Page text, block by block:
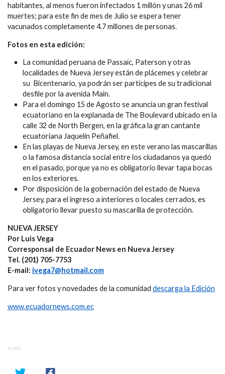
habitantes, al menos fueron infectados 1 millón y unas 26 mil
muertes; para este fin de mes de Julio se espera tener
vacunados completamente 4.7 millones de personas.
Fotos en esta edición:
La comunidad peruana de Passaic, Paterson y otras
localidades de Nueva Jersey están de plácemes y celebrar
su Bicentenario, ya podrán ser partícipes de su tradicional
desfile por la avenida Main.
Para el domingo 15 de Agosto se anuncia un gran festival
ecuatoriano en la explanada de The Boulevard ubicado en la
calle 32 de North Bergen, en la gráfica la gran cantante
ecuatoriana Jaquelín Peñafiel.
En las playas de Nueva Jersey, en este verano las mascarillas
o la famosa distancia social entre los ciudadanos ya quedó
en el pasado, porque ya no es obligatorio llevar tapa bocas
en los exteriores.
Por disposición de la gobernación del estado de Nueva
Jersey, para el ingreso a interiores o locales cerrados, es
obligatorio llevar puesto su mascarilla de protección.
NUEVA JERSEY
Por Luis Vega
Corresponsal de Ecuador News en Nueva Jersey
Tel. (201) 705-7753
E-mail: ivega7@hotmail.com
Para ver fotos y novedades de la comunidad descarga la Edición
www.ecuadornews.com.ec
SHARE